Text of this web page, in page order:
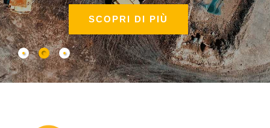
SCOPRI DI PIÙ